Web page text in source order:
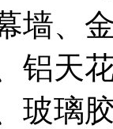
墙、
铝天
玻璃